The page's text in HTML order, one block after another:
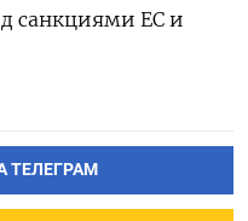
санкциями ЕС и
ТЕЛЕГРАМ